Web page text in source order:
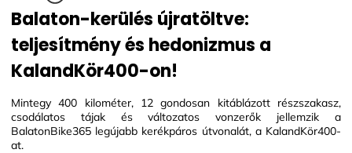
Balaton-kerülés újratöltve:
teljesítmény és hedonizmus a
KalandKör400-on!
Mintegy 400 kilométer, 12 gondosan kitáblázott részszakasz,
csodálatos tájak és változatos vonzerők jellemzik a
BalatonBike365 legújabb kerékpáros útvonalát, a KalandKör400-
at.